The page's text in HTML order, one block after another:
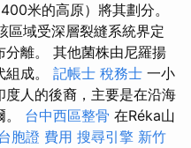
米的高原）將其劃分。
區域受深層裂縫系統界定
分離。 其他菌株由尼羅揚
成。 記帳士 稅務士 一小
人的後裔，主要是在沿海
台中西區整骨 在Réka山
胞證 費用 搜尋引擎 新竹